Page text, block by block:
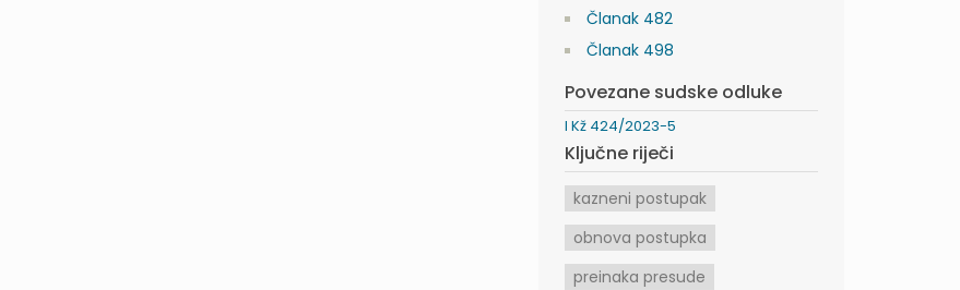
Članak 482
Članak 498
Povezane sudske odluke
I Kž 424/2023-5
Ključne riječi
kazneni postupak
obnova postupka
preinaka presude